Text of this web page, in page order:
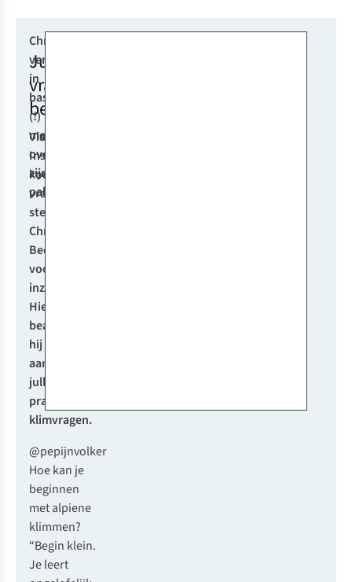
Jullie
vragen
beantwoord
Via
Instagram
kon je
vragen
stellen aan
Christian.
Bedankt
voor al jullie
inzendingen!
Hieronder
beantwoordt
hij een
aantal van
jullie
prangende
klimvragen.
@pepijnvolker
Hoe kan je
beginnen
met alpiene
klimmen?
“Begin klein.
Je leert
Christian
vertelde
in
basecamp
(!)
meer
over
zijn
paklijst: